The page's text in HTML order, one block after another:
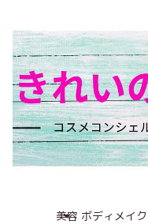
美容 ボディメイク